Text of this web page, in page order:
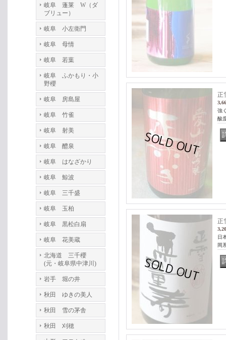
岐阜 蓬莱 W（ダ
ブリュー）
岐阜 小左衛門
岐阜 母情
岐阜 若葉
岐阜 ふかもり・小
野櫻
岐阜 房島屋
岐阜 竹雀
岐阜 射美
岐阜 醴泉
岐阜 はなざかり
岐阜 鯨波
岐阜 三千盛
岐阜 玉柏
岐阜 黒松白扇
岐阜 花美蔵
北海道 三千櫻
(元・岐阜県中津川)
岩手 堀の井
秋田 ゆきの美人
秋田 雪の茅舎
秋田 刈穂
正
強
酸
正
日
岡